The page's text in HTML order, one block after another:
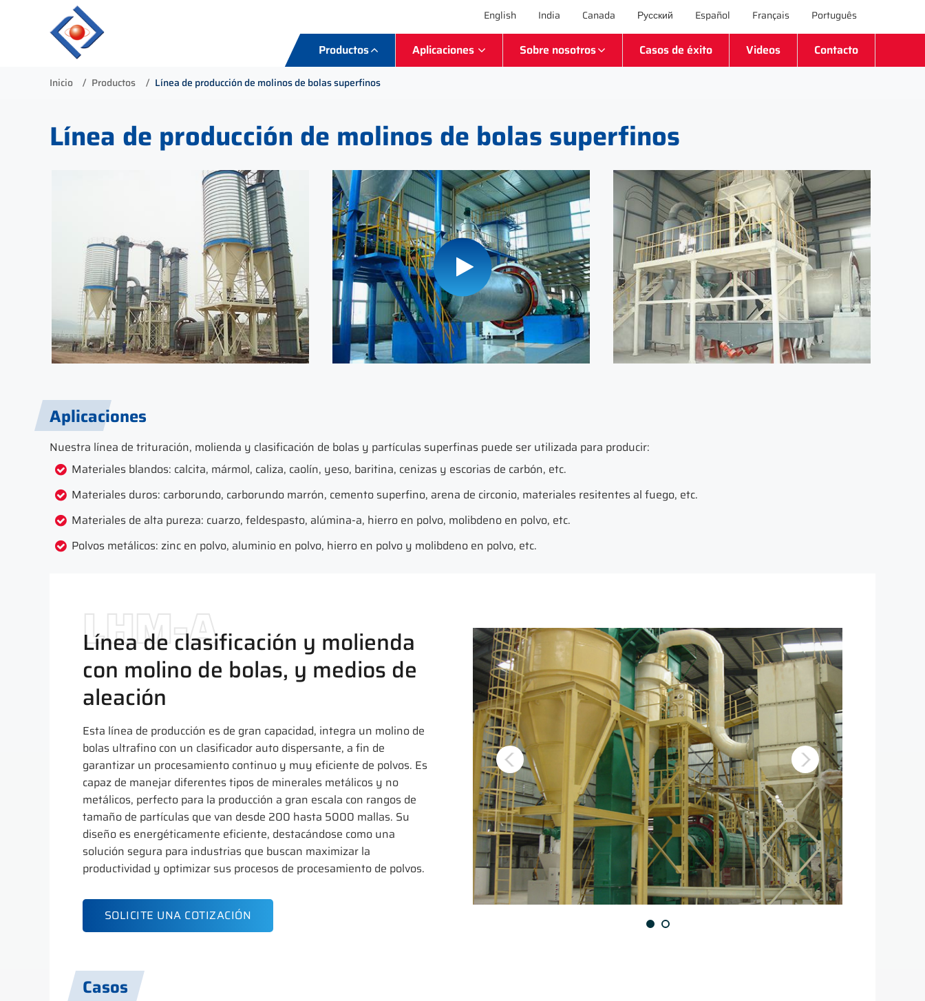
English India Canada Русский Español Français Português
Productos Aplicaciones Sobre nosotros Casos de éxito Videos Contacto
Inicio Productos Línea de producción de molinos de bolas superfinos
Línea de producción de molinos de bolas superfinos
Aplicaciones
Nuestra línea de trituración, molienda y clasificación de bolas y partículas superfinas puede ser utilizada para producir:
Materiales blandos: calcita, mármol, caliza, caolín, yeso, baritina, cenizas y escorias de carbón, etc.
Materiales duros: carborundo, carborundo marrón, cemento superfino, arena de circonio, materiales resitentes al fuego, etc.
Materiales de alta pureza: cuarzo, feldespasto, alúmina-a, hierro en polvo, molibdeno en polvo, etc.
Polvos metálicos: zinc en polvo, aluminio en polvo, hierro en polvo y molibdeno en polvo, etc.
LHM-A
Línea de clasificación y molienda
con molino de bolas, y medios de
aleación
Esta línea de producción es de gran capacidad, integra un molino de
bolas ultrafino con un clasificador auto dispersante, a fin de
garantizar un procesamiento continuo y muy eficiente de polvos. Es
capaz de manejar diferentes tipos de minerales metálicos y no
metálicos, perfecto para la producción a gran escala con rangos de
tamaño de partículas que van desde 200 hasta 5000 mallas. Su
diseño es energéticamente eficiente, destacándose como una
solución segura para industrias que buscan maximizar la
productividad y optimizar sus procesos de procesamiento de polvos.
SOLICITE UNA COTIZACIÓN
Casos